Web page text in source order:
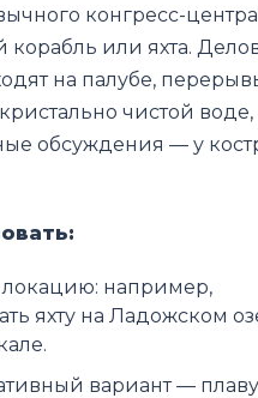
конгресс-
или яхта.
на палубе,
чистой воде,
обсуждения — у
локацию: например,
яхту на Ладожском
вариант —